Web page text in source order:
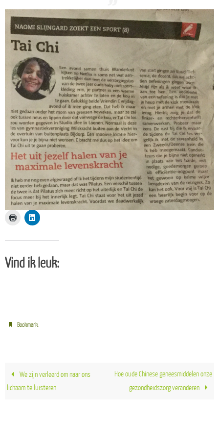
Vind ik leuk:
Bookmark.
We zijn verleerd om naar ons
lichaam te luisteren
Hoe oude Chinese geneesmiddelen onze
gezondheidszorg veranderen